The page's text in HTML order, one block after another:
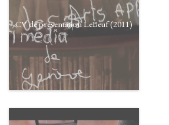
CV de présentation LeBeuf (2011)